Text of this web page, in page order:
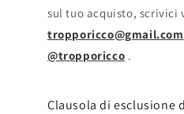
sul tuo acquisto, scrivici
tropporicco@gmail.com
@tropporicco .
Clausola di esclusione